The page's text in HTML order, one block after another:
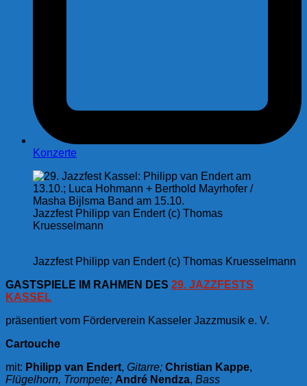
Konzerte
Jazzfest Philipp van Endert (c) Thomas
Kruesselmann
Jazzfest Philipp van Endert (c) Thomas Kruesselmann
GASTSPIELE IM RAHMEN DES 29. JAZZFESTS
KASSEL
präsentiert vom Förderverein Kasseler Jazzmusik e. V.
Cartouche
mit: Philipp van Endert, Gitarre; Christian Kappe,
Flügelhorn, Trompete; André Nendza, Bass